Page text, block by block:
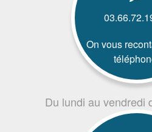
On vous
Du lundi au vendredi